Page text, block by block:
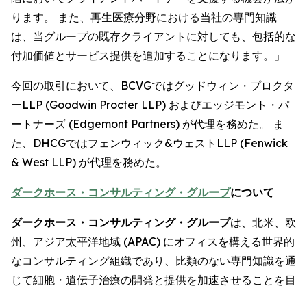
ります。 また、再生医療分野における当社の専門知識
は、当グループの既存クライアントに対しても、包括的な
付加価値とサービス提供を追加することになります。」
今回の取引において、BCVGではグッドウィン・プロクタ
ーLLP (Goodwin Procter LLP) およびエッジモント・パ
ートナーズ (Edgemont Partners) が代理を務めた。 ま
た、DHCGではフェンウィック&ウェストLLP (Fenwick
& West LLP) が代理を務めた。
ダークホース・コンサルティング・グループについて
ダークホース・コンサルティング・グループは、北米、欧
州、アジア太平洋地域 (APAC) にオフィスを構える世界的
なコンサルティング組織であり、比類のない専門知識を通
じて細胞・遺伝子治療の開発と提供を加速させることを目